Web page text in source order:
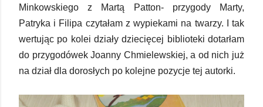
Minkowskiego z Martą Patton- przygody Marty,
Patryka i Filipa czytałam z wypiekami na twarzy. I tak
wertując po kolei działy dziecięcej biblioteki dotarłam
do przygodówek Joanny Chmielewskiej, a od nich już
na dział dla dorosłych po kolejne pozycje tej autorki.